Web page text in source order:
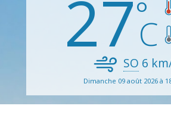
27
SO 6
Dimanche 09 août 2026 à